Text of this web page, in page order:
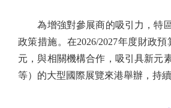
為增強對參展商的吸引力，特區
政策措施。在2026/2027年度財政
元，與相關機構合作，吸引具新元
等）的大型國際展覽來港舉辦，持